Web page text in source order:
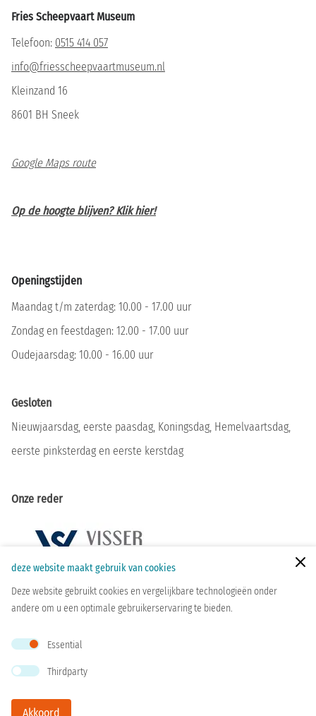
Zoeken
Fries Scheepvaart Museum
Telefoon: 0515 414 057
info@friesscheepvaartmuseum.nl
Kleinzand 16
8601 BH Sneek
Google Maps route
Op de hoogte blijven? Klik hier!
Openingstijden
Maandag t/m zaterdag: 10.00 - 17.00 uur
Zondag en feestdagen: 12.00 - 17.00 uur
Oudejaarsdag: 10.00 - 16.00 uur
Gesloten
Nieuwjaarsdag, eerste paasdag, Koningsdag, Hemelvaartsdag,
eerste pinksterdag en eerste kerstdag
Onze reder
© Fries Scheepvaart Museum
deze website maakt gebruik van cookies
Deze website gebruikt cookies en vergelijkbare technologieën onder
andere om u een optimale gebruikerservaring te bieden.
Essential
Thirdparty
Akkoord